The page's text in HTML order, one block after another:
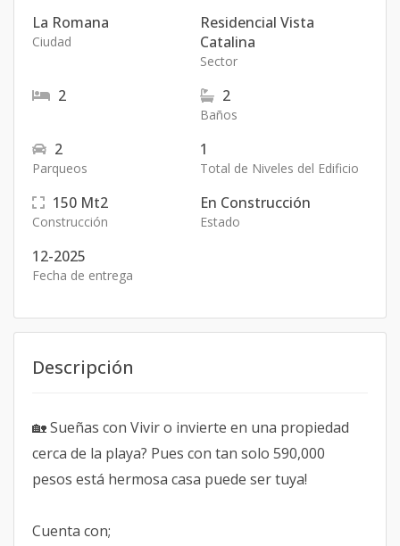
La Romana
Ciudad
Residencial Vista
Catalina
Sector
2 2
Baños
2
Parqueos
1
Total de Niveles del Edificio
150 Mt2
Construcción
En Construcción
Estado
12-2025
Fecha de entrega
Descripción
🏡 Sueñas con Vivir o invierte en una propiedad
cerca de la playa? Pues con tan solo 590,000
pesos está hermosa casa puede ser tuya!
Cuenta con;